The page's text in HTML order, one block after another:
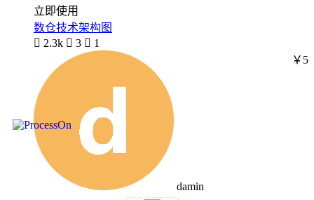
立即使用
数仓技术架构图
 2.3k  3  1
damin
￥5